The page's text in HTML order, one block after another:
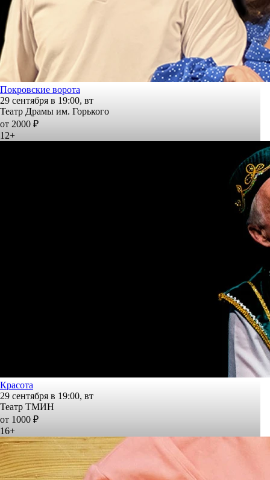
Покровские ворота
29 сентября в 19:00, вт
Театр Драмы им. Горького
от 2000 ₽
12+
Красота
29 сентября в 19:00, вт
Театр ТМИН
от 1000 ₽
16+